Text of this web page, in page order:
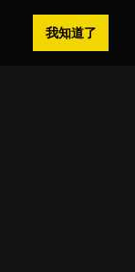
我知道了